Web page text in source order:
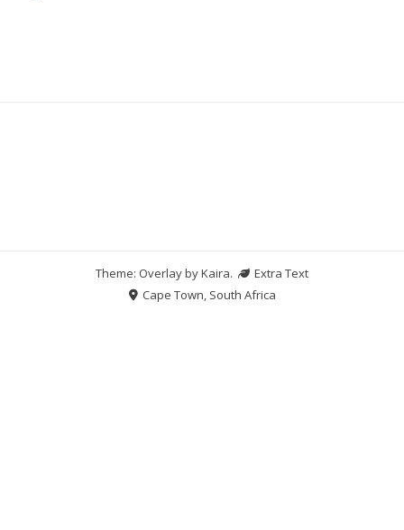
Theme: Overlay byKaira.
Extra Text
Cape Town, South Africa